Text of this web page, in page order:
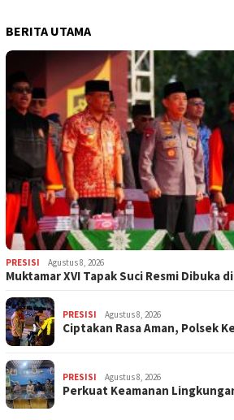
BERITA UTAMA
PRESISI Agustus 8, 2026
Muktamar XVI Tapak Suci Resmi Dibuka
PRESISI Agustus 8, 2026
Ciptakan Rasa Aman, Polsek
PRESISI Agustus 8, 2026
Perkuat Keamanan